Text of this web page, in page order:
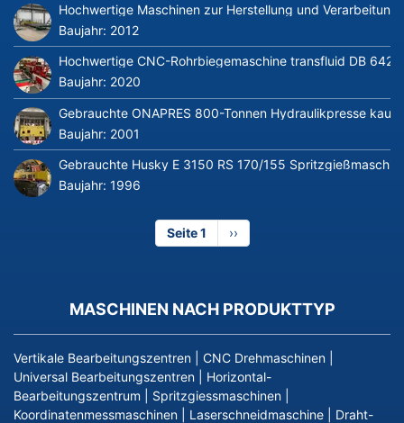
Hochwertige Maschinen zur Herstellung und
Baujahr: 2012
Hochwertige CNC-Rohrbiegemaschine transfluid DB
Baujahr: 2020
Gebrauchte ONAPRES 800-Tonnen Hydraulikpresse
Baujahr: 2001
Gebrauchte Husky E 3150 RS 170/155
Baujahr: 1996
Seite 1
Nächste
Seite
››
MASCHINEN NACH PRODUKTTYP
Vertikale Bearbeitungszentren CNC Drehmaschinen
Universal Bearbeitungszentren
Horizontal-
Bearbeitungszentrum
Spritzgiessmaschinen
Koordinatenmessmaschinen
Laserschneidmaschine
Draht-